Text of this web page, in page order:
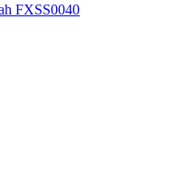
FXSS0040